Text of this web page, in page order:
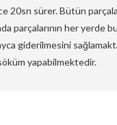
20sn sürer. Bütün
parçalarının her yerde
giderilmesini
yapabilmektedir.